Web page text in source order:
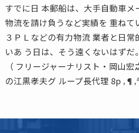
すでに日 本郵船は、大手自動車メ
物流を請け負うなど実績を 重ねて
３ＰＬなどの有力物流 業者と日
いあ う日は、そう遠くないはずだ。
（ フリージャーナリスト・岡山
の江黒孝夫グ ループ長代理 8p